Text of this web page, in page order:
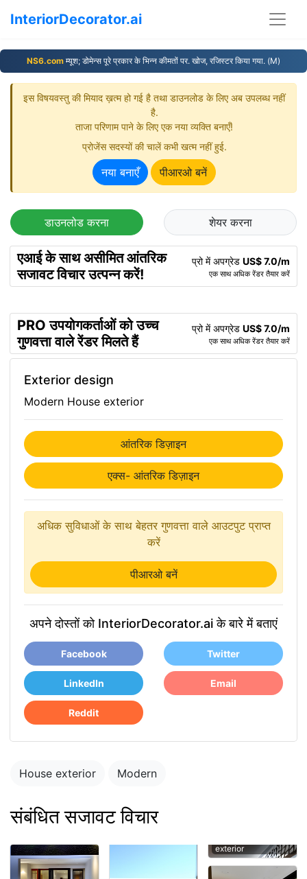
InteriorDecorator.ai
NS6.com म्यूश; डोमेन्स पूरे प्रकार के भिन्न कीमतों पर. खोज, रजिस्टर किया गया. (M)
इस विषयवस्तु की मियाद ख़त्म हो गई है तथा डाउनलोड के लिए अब उपलब्ध नहीं
है.
ताजा परिणाम पाने के लिए एक नया व्यक्‍ति बनाएँ!
प्रोजेंस सदस्यों की चालें कभी खत्म नहीं हुई.
नया बनाएँ पीआरओ बनें
डाउनलोड करना शेयर करना
एआई के साथ असीमित आंतरिक
सजावट विचार उत्पन्न करें!
प्रो में अपग्रेड US$ 7.0/m
एक साथ अधिक रेंडर तैयार करें
PRO उपयोगकर्ताओं को उच्च
गुणवत्ता वाले रेंडर मिलते हैं
प्रो में अपग्रेड US$ 7.0/m
एक साथ अधिक रेंडर तैयार करें
Exterior design
Modern House exterior
आंतरिक डिज़ाइन
एक्स- आंतरिक डिज़ाइन
अधिक सुविधाओं के साथ बेहतर गुणवत्ता वाले आउटपुट प्राप्त
करें
पीआरओ बनें
अपने दोस्तों को InteriorDecorator.ai के बारे में बताएं
Facebook Twitter
LinkedIn Email
Reddit
House exterior Modern
संबंधित सजावट विचार
exterior